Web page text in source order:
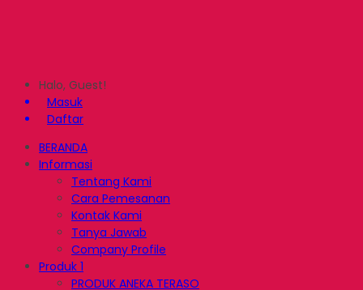
Halo, Guest!
Masuk
Daftar
BERANDA
Informasi
Tentang Kami
Cara Pemesanan
Kontak Kami
Tanya Jawab
Company Profile
Produk 1
PRODUK ANEKA TERASO